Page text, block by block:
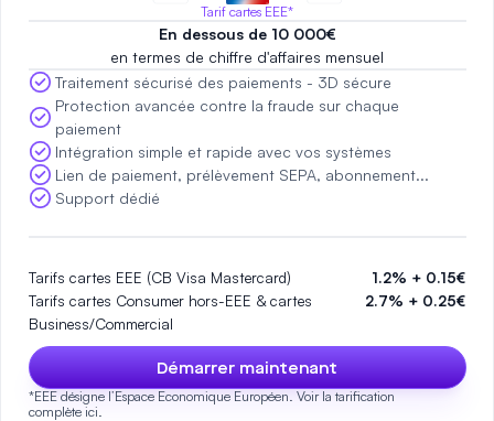
Tarif cartes EEE*
En dessous de 10 000€
en termes de chiffre d'affaires mensuel
Traitement sécurisé des paiements - 3D sécure
Protection avancée contre la fraude sur chaque
paiement
Intégration simple et rapide avec vos systèmes
Lien de paiement, prélèvement SEPA, abonnement...
Support dédié
Tarifs cartes EEE (CB Visa Mastercard)
1.2% + 0.15€
Tarifs cartes Consumer hors-EEE & cartes
Business/Commercial
2.7% + 0.25€
Démarrer maintenant
*EEE désigne l’Espace Economique Européen. Voir la tarification
complète ici.